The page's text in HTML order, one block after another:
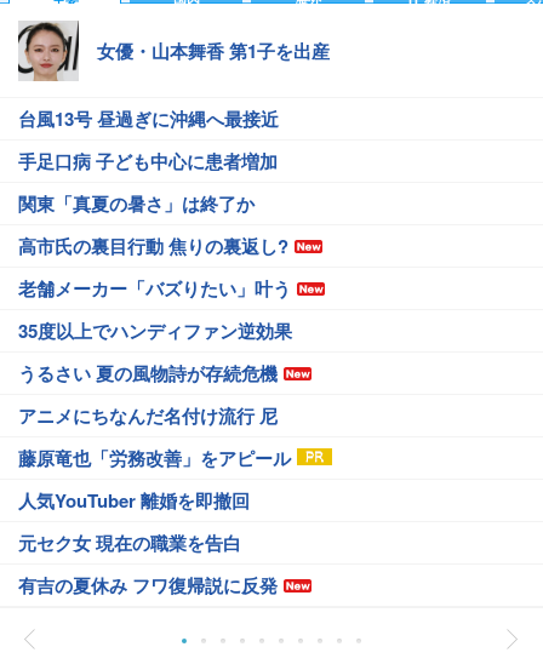
女優・山本舞香 第1子を出産
台風13号 昼過ぎに沖縄へ最接近
手足口病 子ども中心に患者増加
関東「真夏の暑さ」は終了か
高市氏の裏目行動 焦りの裏返し?
老舗メーカー「バズりたい」叶う
35度以上でハンディファン逆効果
うるさい 夏の風物詩が存続危機
アニメにちなんだ名付け流行 尼
藤原竜也「労務改善」をアピール
人気YouTuber 離婚を即撤回
元セク女 現在の職業を告白
有吉の夏休み フワ復帰説に反発